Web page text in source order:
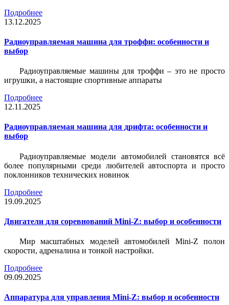
Подробнее
13.12.2025
Радиоуправляемая машина для троффи: особенности и
выбор
Радиоуправляемые машины для троффи – это не просто
игрушки, а настоящие спортивные аппараты
Подробнее
12.11.2025
Радиоуправляемая машина для дрифта: особенности и
выбор
Радиоуправляемые модели автомобилей становятся всё
более популярными среди любителей автоспорта и просто
поклонников технических новинок
Подробнее
19.09.2025
Двигатели для соревнований Mini-Z: выбор и особенности
Мир масштабных моделей автомобилей Mini-Z полон
скорости, адреналина и тонкой настройки.
Подробнее
09.09.2025
Аппаратура для управления Mini-Z: выбор и особенности